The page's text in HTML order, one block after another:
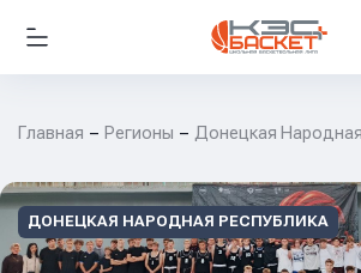
Главная Регионы Донецкая
ДОНЕЦКАЯ НАРОДНАЯ РЕСПУБЛИКА